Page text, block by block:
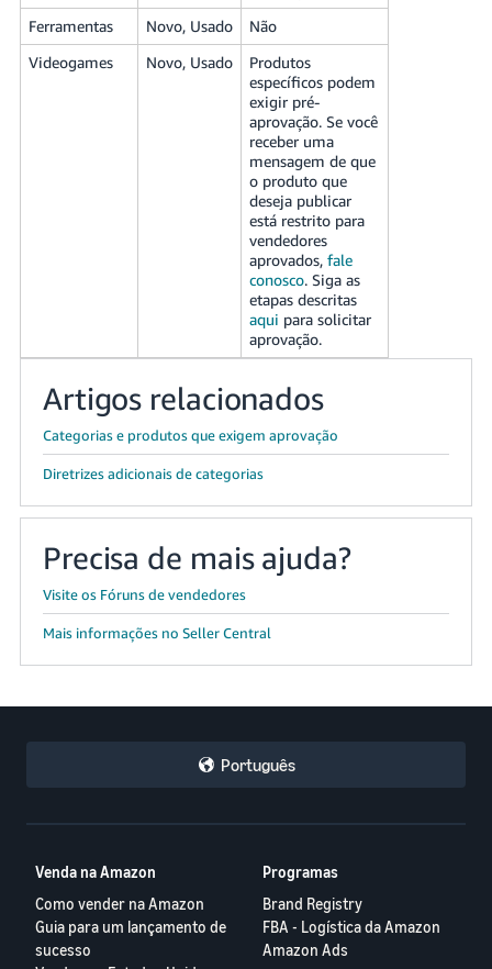
Ferramentas
Novo, Usado
Não
Videogames
Novo, Usado
Produtos
específicos podem
exigir pré-
aprovação. Se você
receber uma
mensagem de que
o produto que
deseja publicar
está restrito para
vendedores
aprovados, fale
conosco. Siga as
etapas descritas
aqui para solicitar
aprovação.
Artigos relacionados
Categorias e produtos que exigem aprovação
Diretrizes adicionais de categorias
Precisa de mais ajuda?
Visite os Fóruns de vendedores
Mais informações no Seller Central
Português
Venda na Amazon
Como vender na Amazon
Guia para um lançamento de
sucesso
Programas
Brand Registry
FBA - Logística da Amazon
Amazon Ads